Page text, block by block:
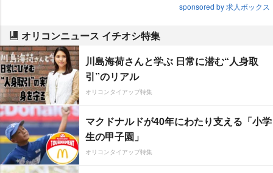
sponsored by 求人ボックス
オリコンニュース イチオシ特集
川島海荷さんと学ぶ 日常に潜む“人身取
引”のリアル
オリコンタイアップ特集
マクドナルドが40年にわたり支える「小学
生の甲子園」
オリコンタイアップ特集